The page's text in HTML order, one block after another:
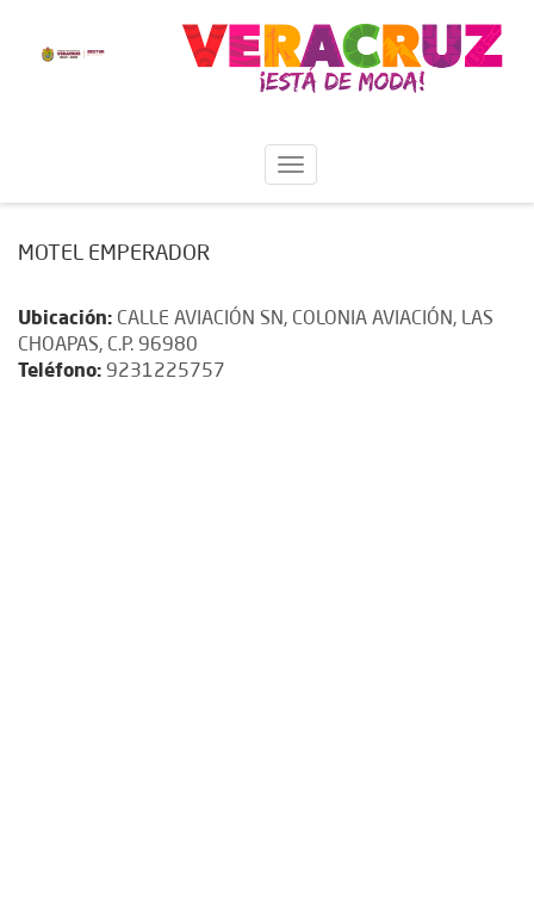
MOTEL EMPERADOR
Ubicación: CALLE AVIACIÓN SN, COLONIA AVIACIÓN, LAS
CHOAPAS, C.P. 96980
Teléfono: 9231225757